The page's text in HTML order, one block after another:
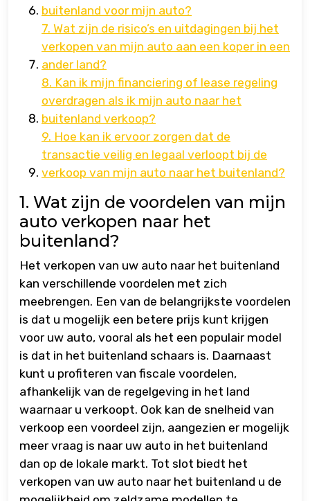
buitenland voor mijn auto?
7. Wat zijn de risico’s en uitdagingen bij het
verkopen van mijn auto aan een koper in een
ander land?
8. Kan ik mijn financiering of lease regeling
overdragen als ik mijn auto naar het
buitenland verkoop?
9. Hoe kan ik ervoor zorgen dat de
transactie veilig en legaal verloopt bij de
verkoop van mijn auto naar het buitenland?
1. Wat zijn de voordelen van mijn
auto verkopen naar het
buitenland?
Het verkopen van uw auto naar het buitenland
kan verschillende voordelen met zich
meebrengen. Een van de belangrijkste voordelen
is dat u mogelijk een betere prijs kunt krijgen
voor uw auto, vooral als het een populair model
is dat in het buitenland schaars is. Daarnaast
kunt u profiteren van fiscale voordelen,
afhankelijk van de regelgeving in het land
waarnaar u verkoopt. Ook kan de snelheid van
verkoop een voordeel zijn, aangezien er mogelijk
meer vraag is naar uw auto in het buitenland
dan op de lokale markt. Tot slot biedt het
verkopen van uw auto naar het buitenland u de